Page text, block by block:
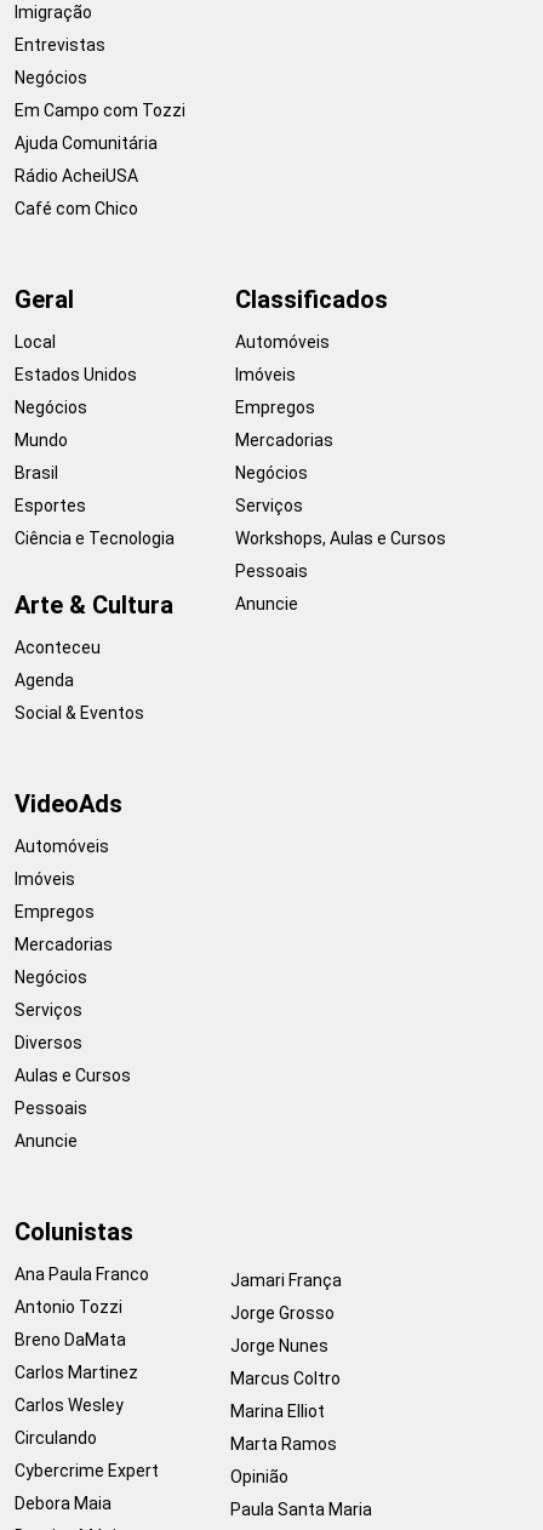
Imigração
Entrevistas
Negócios
Em Campo com Tozzi
Ajuda Comunitária
Rádio AcheiUSA
Café com Chico
Geral
Local
Estados Unidos
Negócios
Mundo
Brasil
Esportes
Ciência e Tecnologia
Arte & Cultura
Aconteceu
Agenda
Social & Eventos
Classificados
Automóveis
Imóveis
Empregos
Mercadorias
Negócios
Serviços
Workshops, Aulas e Cursos
Pessoais
Anuncie
VideoAds
Automóveis
Imóveis
Empregos
Mercadorias
Negócios
Serviços
Diversos
Aulas e Cursos
Pessoais
Anuncie
Colunistas
Ana Paula Franco
Antonio Tozzi
Breno DaMata
Carlos Martinez
Carlos Wesley
Circulando
Cybercrime Expert
Debora Maia
Jamari França
Jorge Grosso
Jorge Nunes
Marcus Coltro
Marina Elliot
Marta Ramos
Opinião
Paula Santa Maria